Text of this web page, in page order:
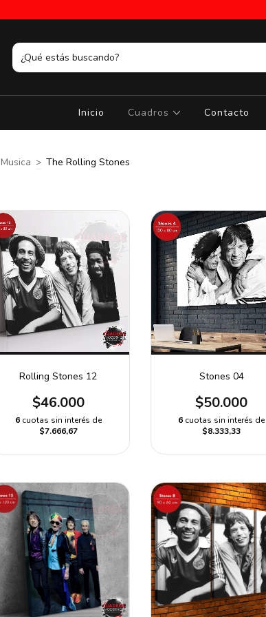
Inicio Cuadros Contacto
Musica > The Rolling Stones
Rolling Stones 12
$46.000
6 cuotas sin interés de
$7.666,67
Stones 04
$50.000
6 cuotas sin interés de
$8.333,33